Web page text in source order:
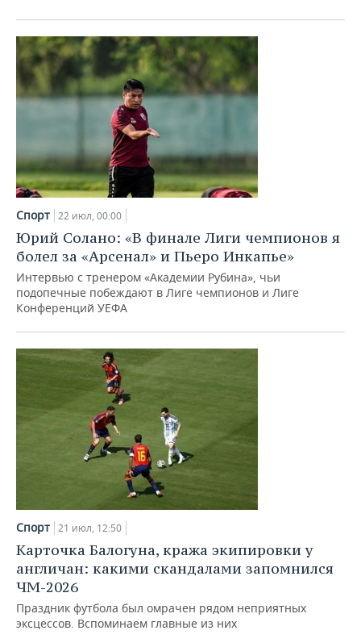
Спорт 22 июл, 00:00
Юрий Солано: «В финале Лиги чемпионов я
болел за «Арсенал» и Пьеро Инкапье»
Интервью с тренером «Академии Рубина», чьи
подопечные побеждают в Лиге чемпионов и Лиге
Конференций УЕФА
Спорт 21 июл, 12:50
Карточка Балогуна, кража экипировки у
англичан: какими скандалами запомнился
ЧМ-2026
Праздник футбола был омрачен рядом неприятных
эксцессов. Вспоминаем главные из них